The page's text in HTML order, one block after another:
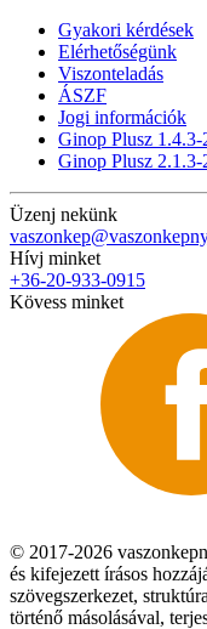
Gyakori kérdések
Elérhetőségünk
Viszonteladás
ÁSZF
Jogi információk
Ginop Plusz 1.4.3-
Ginop Plusz 2.1.3-
Üzenj nekünk
Hívj minket
+36-20-933-0915
Kövess minket
© 2017-2026
és kifejezett írásos
szövegszerkezet,
történő másolásával,